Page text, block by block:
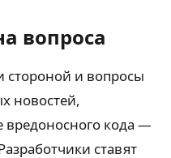
вопроса
стороной и вопросы
новостей,
кода —
ставят